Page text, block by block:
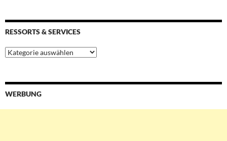
RESSORTS & SERVICES
Ressorts
&
WERBUNG